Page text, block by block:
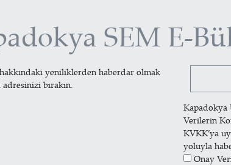
SEM E-
yeniliklerden haberdar olmak
bırakın.
Kapadokya
Verilerin
KVKK’ya
yoluyla
Onay